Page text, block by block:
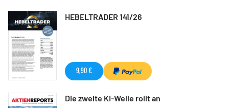
HEBELTRADER 141/26
9,90 €
Die zweite KI-Welle rollt an